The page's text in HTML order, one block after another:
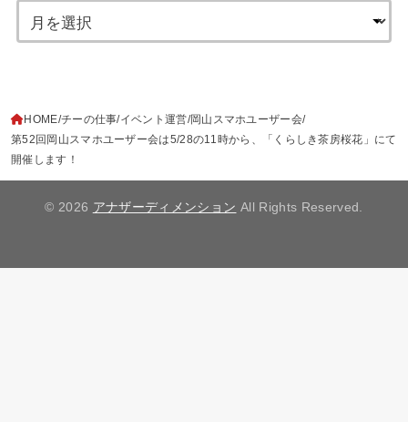
HOME チーの仕事 イベント運営 岡山スマホユーザー会
第52回岡山スマホユーザー会は5/28の11時から、「くらしき茶房桜花」にて
開催します！
© 2026 アナザーディメンション All Rights Reserved.